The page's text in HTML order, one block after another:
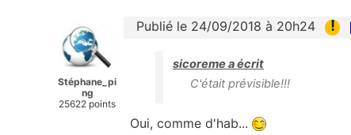
Stéphane_pi
ng
25622 points
Publié le 24/09/2018 à 20h24 !
sicoreme a écrit
C'était prévisible!!!
Oui, comme d'hab...